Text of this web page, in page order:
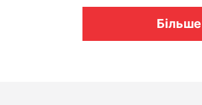
Більше